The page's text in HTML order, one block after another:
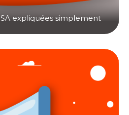
expliquées simplement